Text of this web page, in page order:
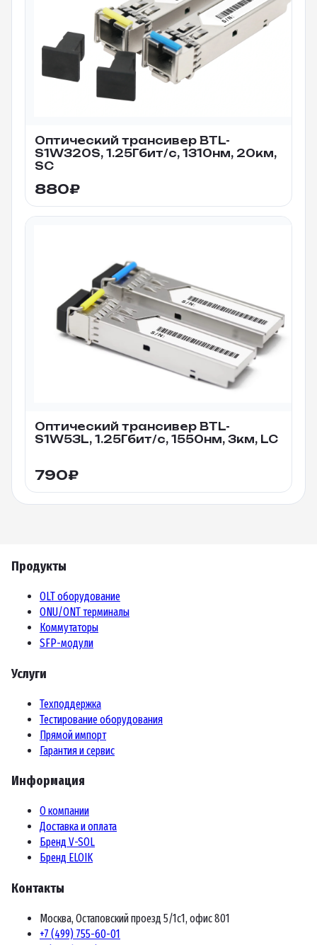
Оптический трансивер BTL-
S1W320S, 1.25Гбит/c, 1310нм, 20км,
SC
880₽
Оптический трансивер BTL-
S1W53L, 1.25Гбит/c, 1550нм, 3км, LC
790₽
Продукты
OLT оборудование
ONU/ONT терминалы
Коммутаторы
SFP-модули
Услуги
Техподдержка
Тестирование оборудования
Прямой импорт
Гарантия и сервис
Информация
О компании
Доставка и оплата
Бренд V-SOL
Бренд ELOIK
Контакты
Москва, Остаповский проезд 5/1с1, офис 801
+7 (499) 755-60-01